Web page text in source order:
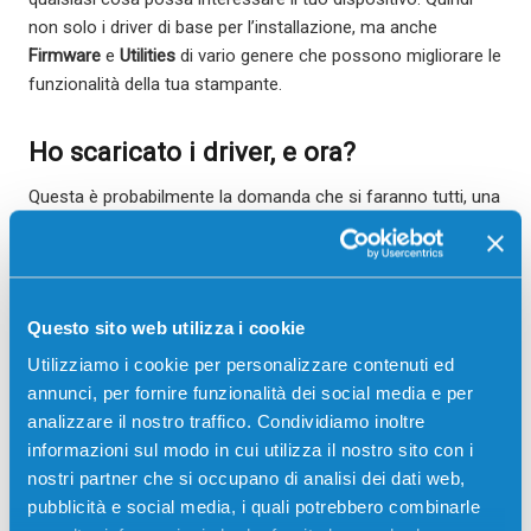
Questo sito web utilizza i cookie
Utilizziamo i cookie per personalizzare contenuti ed
annunci, per fornire funzionalità dei social media e per
analizzare il nostro traffico. Condividiamo inoltre
informazioni sul modo in cui utilizza il nostro sito con i
nostri partner che si occupano di analisi dei dati web,
pubblicità e social media, i quali potrebbero combinarle
non solo i driver di base per l’installazione, ma anche
Firmware e Utilities di vario genere che possono migliorare le
funzionalità della tua stampante.
Ho scaricato i driver, e ora?
Questa è probabilmente la domanda che si faranno tutti, una
volta terminato il download dei driver di una qualsiasi
stampante HP. Non temere, dopo il download non ti rimane
altro che lanciare l’installazione dei driver, semplicemente
sarà sempre unfile.exe, quindi un eseguibile.
Fai attenzione: cerca di seguire questa procedurasenza che
la tua stampante sia collegataal computer. Non è detto che
questo possa comportare dei problemi, tuttavia è pur vero
che solitamente la prima installazione viene fatta con due
procedure distinte, ovvero prima i driver e poi il collegamento